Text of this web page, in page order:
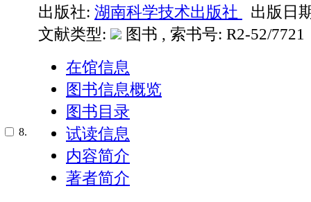
8.
出版社: 湖南科学技术出版社
出版日
文献类型:
图书 , 索书号: R2-52/7721
在馆信息
图书信息概览
图书目录
试读信息
内容简介
著者简介